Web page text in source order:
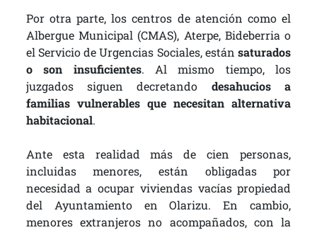
Por otra parte, los centros de atención como el
Albergue Municipal (CMAS), Aterpe, Bideberria o
el Servicio de Urgencias Sociales, estánsaturados
o son insuficientes. Al mismo tiempo, los
juzgados siguen decretando desahucios a
familias vulnerables que necesitan alternativa
habitacional.
Ante esta realidad más de cien personas,
incluidas menores, están obligadas por
necesidad a ocupar viviendas vacías propiedad
del Ayuntamiento en Olarizu. En cambio,
menores extranjeros no acompañados, con la